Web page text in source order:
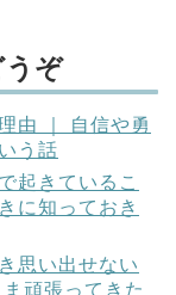
うぞ
由 ｜ 自信や勇
う話
起きているこ
に知っておき
思い出せない
頑張ってきた